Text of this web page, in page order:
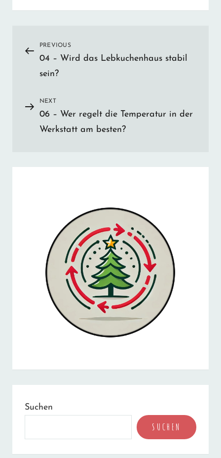
Beitragsnavigation
Previous
Post
PREVIOUS
04 – Wird das Lebkuchenhaus stabil
sein?
Next
Post
NEXT
06 – Wer regelt die Temperatur in der
Werkstatt am besten?
Suchen
SUCHEN